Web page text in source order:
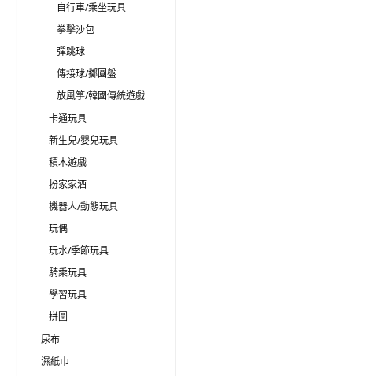
自行車/乘坐玩具
拳擊沙包
彈跳球
傳接球/擲圓盤
放風箏/韓國傳統遊戲
卡通玩具
新生兒/嬰兒玩具
積木遊戲
扮家家酒
機器人/動態玩具
玩偶
玩水/季節玩具
騎乘玩具
學習玩具
拼圖
尿布
濕紙巾